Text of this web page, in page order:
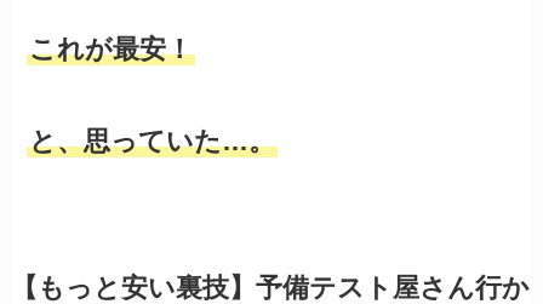
これが最安！
と、思っていた…。
【もっと安い裏技】予備テスト屋さん行か